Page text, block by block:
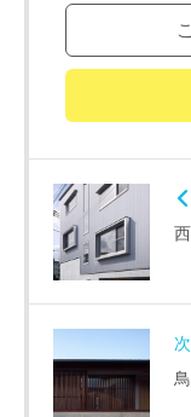
完成希望時期
専門家の都合によ
ない場合がありま